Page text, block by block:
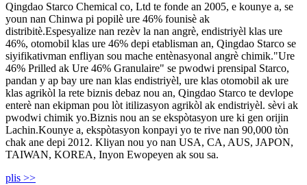
Qingdao Starco Chemical co, Ltd te fonde an 2005, e kounye a, se
youn nan Chinwa pi popilè ure 46% founisè ak
distribitè.Espesyalize nan rezèv la nan angrè, endistriyèl klas ure
46%, otomobil klas ure 46% depi etablisman an, Qingdao Starco se
siyifikativman enfliyan sou mache entènasyonal angrè chimik."Ure
46% Prilled ak Ure 46% Granulaire" se pwodwi prensipal Starco,
pandan y ap bay ure nan klas endistriyèl, ure klas otomobil ak ure
klas agrikòl la rete biznis debaz nou an, Qingdao Starco te devlope
enterè nan ekipman pou lòt itilizasyon agrikòl ak endistriyèl. sèvi ak
pwodwi chimik yo.Biznis nou an se ekspòtasyon ure ki gen orijin
Lachin.Kounye a, ekspòtasyon konpayi yo te rive nan 90,000 tòn
chak ane depi 2012. Kliyan nou yo nan USA, CA, AUS, JAPON,
TAIWAN, KOREA, Inyon Ewopeyen ak sou sa.
plis >>